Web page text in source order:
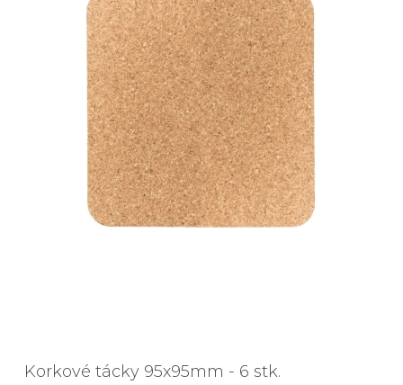
Korkové tácky 95x95mm - 6 stk.